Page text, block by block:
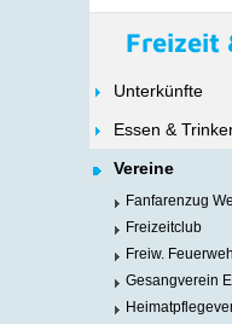
Freizeit
Unterkünfte
Essen &
Vereine
Fanfarenzug
Freizeitclub
Freiw.
Gesangverein